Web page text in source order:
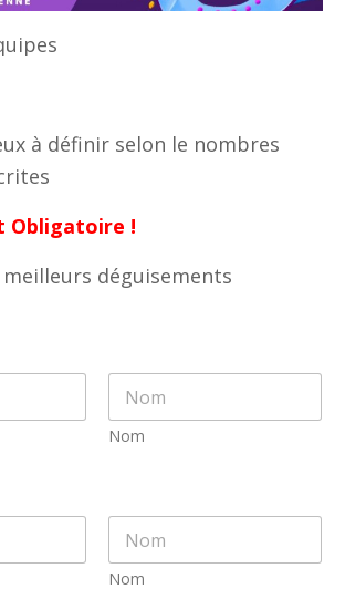
à définir selon le nombres
Obligatoire !
déguisements
Nom
Nom